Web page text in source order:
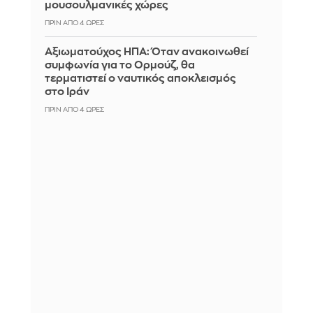
μουσουλμανικές χώρες
ΠΡΙΝ ΑΠΌ 4 ΏΡΕΣ
Αξιωματούχος ΗΠΑ: Όταν ανακοινωθεί
συμφωνία για το Ορμούζ, θα
τερματιστεί ο ναυτικός αποκλεισμός
στο Ιράν
ΠΡΙΝ ΑΠΌ 4 ΏΡΕΣ